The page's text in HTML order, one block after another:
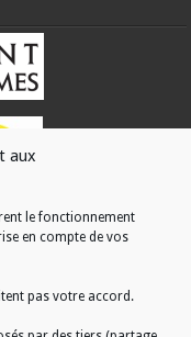
aux
le fonctionnement
en compte de vos
pas votre accord.